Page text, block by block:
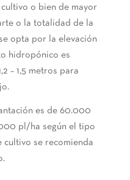
o bien de mayor
o la totalidad de la
opta por la elevación
hidropónico es
– 1,5 metros para
es de 60.000
pl/ha según el tipo
cultivo se recomienda